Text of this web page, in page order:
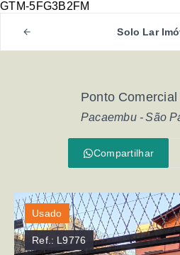
GTM-5FG3B2FM
Solo Lar
Ponto
Pacaembu - São
Compartilhar
Usado
Ref.: L9776